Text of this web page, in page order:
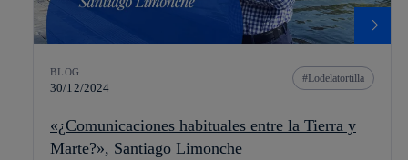
BLOG
30/12/2024
Lodelatortilla
«¿Comunicaciones habituales entre la Tierra y
Marte?», Santiago Limonche